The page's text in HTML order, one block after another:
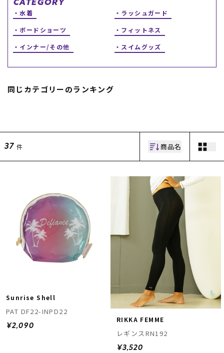
サーフTOP
CONTENTS
スタッフスナップ
中古/アウトレット サー
中古/アウトレット スノ
SUPPORT
会員ランク
店頭受取サービス
ギフトラッピング
アフターサポート
下取り保証について
よくある質問
店舗一覧
お問い合わせ
CATEGORY
水着
ラッシュガード
ボードショーツ
フィットネス
インナー/その他
スイムグッズ
同じカテゴリーのランキング
37 件 商品名
Sunrise Shell
PAT DF22-INPD22
¥2,090
RIKKA FEMME
レギンスRN192
¥3,520